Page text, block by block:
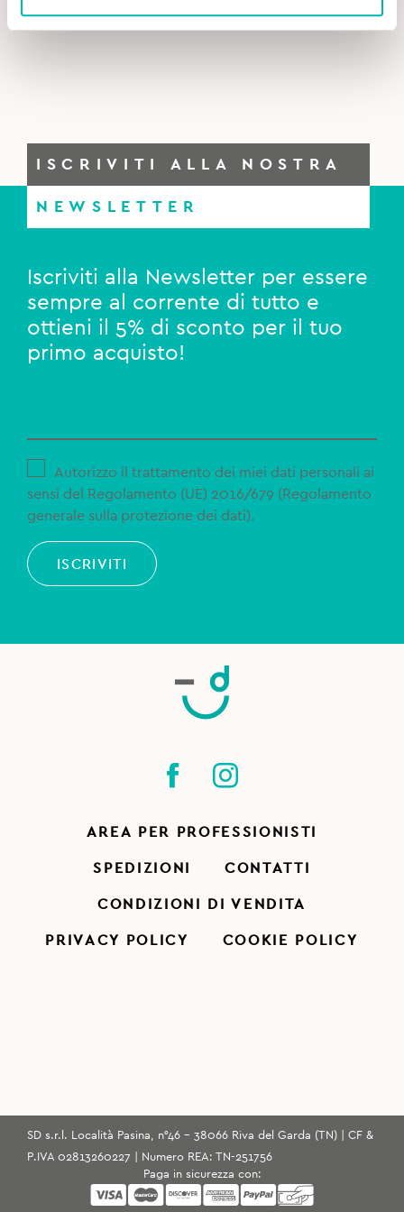
ISCRIVITI ALLA NOSTRA
NEWSLETTER
Iscriviti alla Newsletter per essere
sempre al corrente di tutto e
ottieni il 5% di sconto per il tuo
primo acquisto!
Autorizzo il trattamento dei miei dati personali ai
sensi del Regolamento (UE) 2016/679 (Regolamento
generale sulla protezione dei dati).
ISCRIVITI
AREA PER PROFESSIONISTI
SPEDIZIONI CONTATTI
CONDIZIONI DI VENDITA
PRIVACY POLICY COOKIE POLICY
SD s.r.l. Località Pasina, n°46 - 38066 Riva del Garda (TN) | CF &
P.IVA 02813260227 | Numero REA: TN-251756
Paga in sicurezza con: